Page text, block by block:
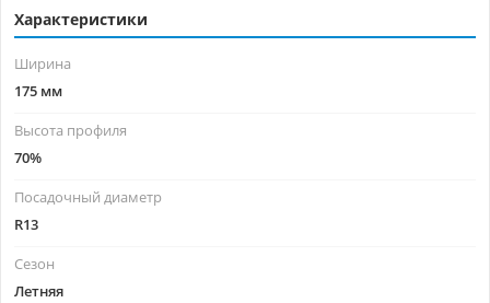
Характеристики
Ширина
175 мм
Высота профиля
70%
Посадочный диаметр
R13
Сезон
Летняя